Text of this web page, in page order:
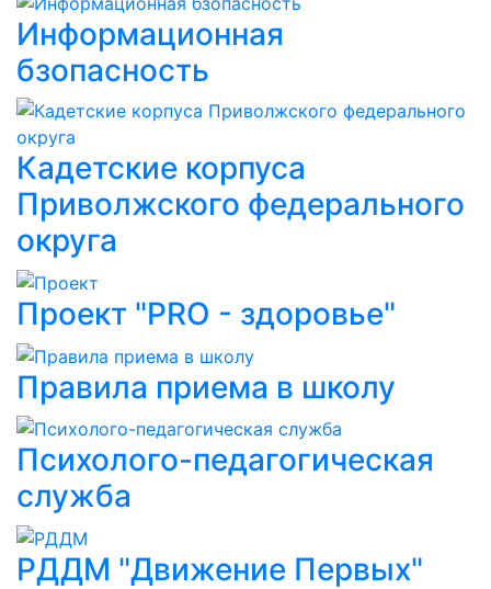
Информационная
бзопасность
Кадетские корпуса
Приволжского федерального
округа
Проект "PRO - здоровье"
Правила приема в школу
Психолого-педагогическая
служба
РДДМ "Движение Первых"